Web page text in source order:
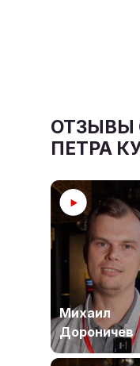
ОТЗЫВЫ
ПЕТРА
Михаил
Дороничев